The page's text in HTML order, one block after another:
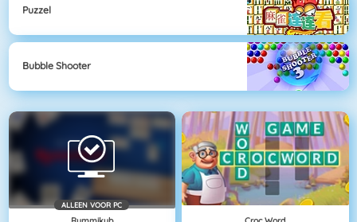
Puzzel
Bubble Shooter
ALLEEN VOOR PC